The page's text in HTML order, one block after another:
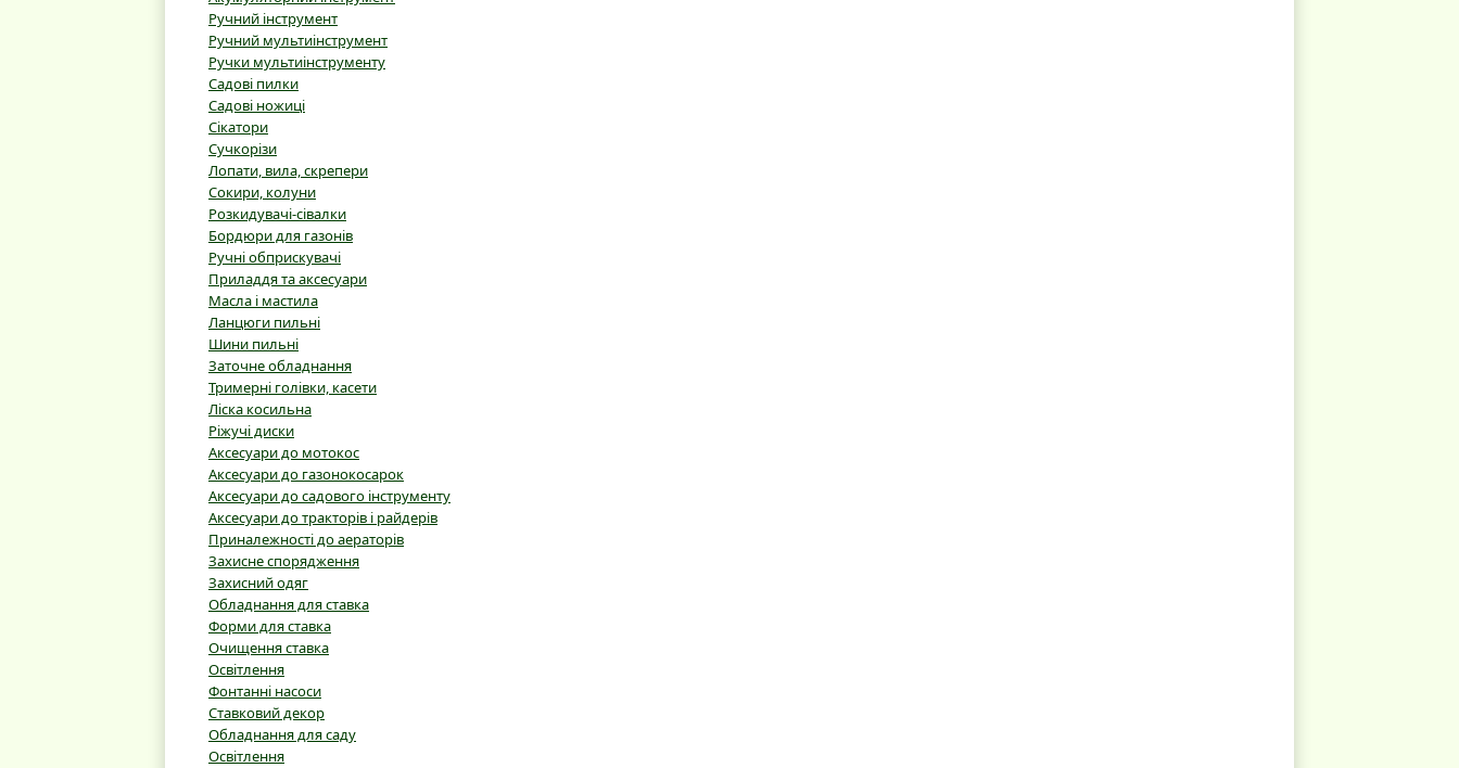
Ручний інструмент
Ручний мультиінструмент
Ручки мультиінструменту
Садові пилки
Садові ножиці
Сікатори
Сучкорізи
Лопати, вила, скрепери
Сокири, колуни
Розкидувачі-сівалки
Бордюри для газонів
Ручні обприскувачі
Приладдя та аксесуари
Масла і мастила
Ланцюги пильні
Шини пильні
Заточне обладнання
Тримерні голівки, касети
Ліска косильна
Ріжучі диски
Аксесуари до мотокос
Аксесуари до газонокосарок
Аксесуари до садового інструменту
Аксесуари до тракторів і райдерів
Приналежності до аераторів
Захисне спорядження
Захисний одяг
Обладнання для ставка
Форми для ставка
Очищення ставка
Освітлення
Фонтанні насоси
Ставковий декор
Обладнання для саду
Освітлення